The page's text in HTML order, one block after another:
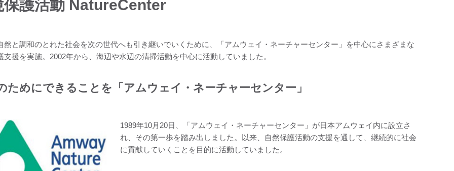
保護活動 NatureCenter
然と調和のとれた社会を次の世代へも引き継いでいくために、「アムウェイ・ネーチャーセンター」を中心にさまざまな
支援を実施。2002年から、海辺や水辺の清掃活動を中心に活動していました。
ためにできることを「アムウェイ・ネーチャーセンター」
1989年10月20日、「アムウェイ・ネーチャーセンター」が日本アムウェイ内に設立さ
れ、その第一歩を踏み出しました。以来、自然保護活動の支援を通して、継続的に社会
に貢献していくことを目的に活動していました。